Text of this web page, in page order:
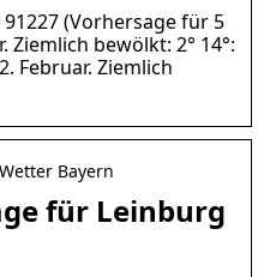
(Vorhersage für 5
Ziemlich bewölkt: 2° 14°:
Februar. Ziemlich
Bayern
für Leinburg